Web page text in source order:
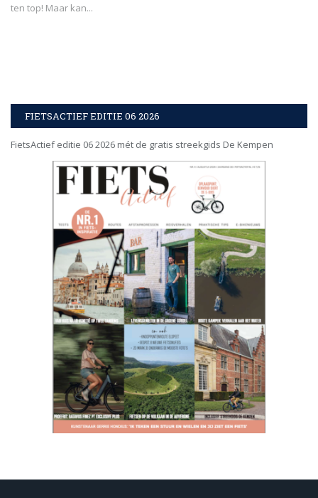
ten top! Maar kan...
FIETSACTIEF EDITIE 06 2026
FietsActief editie 06 2026 mét de gratis streekgids De Kempen